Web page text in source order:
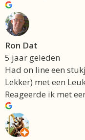
Ron Dat
5 jaar geleden
Had on line een
Lekker) met een
Reageerde ik met